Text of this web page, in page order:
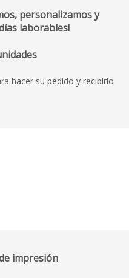
personalizamos y
laborables!
hacer su pedido y recibirlo
impresión